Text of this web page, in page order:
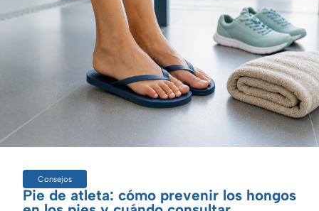
Consejos
Pie de atleta: cómo prevenir los hongos